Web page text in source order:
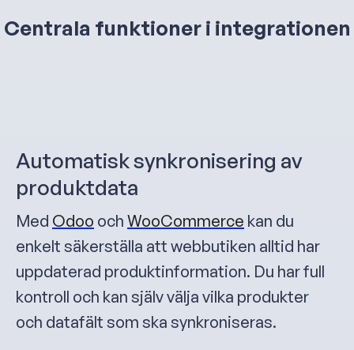
Centrala funktioner i integrationen
Automatisk synkronisering av
produktdata
Med Odoo och WooCommerce kan du
enkelt säkerställa att webbutiken alltid har
uppdaterad produktinformation. Du har full
kontroll och kan själv välja vilka produkter
och datafält som ska synkroniseras.